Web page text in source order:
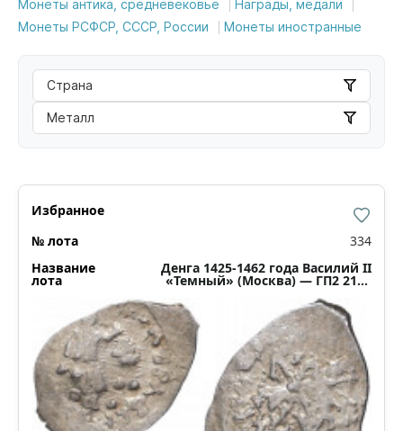
Монеты антика, средневековье
Награды, медали
Монеты РСФСР, СССР, России
Монеты иностранные
Страна
Металл
334
Денга 1425-1462 года Василий II
«Темный» (Москва) — ГП2 2150